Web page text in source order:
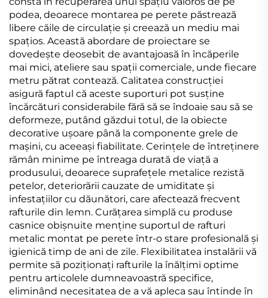
podea, deoarece montarea pe perete păstrează
libere căile de circulație și creează un mediu mai
spațios. Această abordare de proiectare se
dovedește deosebit de avantajoasă în încăperile
mai mici, ateliere sau spații comerciale, unde fiecare
metru pătrat contează. Calitatea construcției
asigură faptul că aceste suporturi pot susține
încărcături considerabile fără să se îndoaie sau să se
deformeze, putând găzdui totul, de la obiecte
decorative ușoare până la componente grele de
mașini, cu aceeași fiabilitate. Cerințele de întreținere
rămân minime pe întreaga durată de viață a
produsului, deoarece suprafețele metalice rezistă
petelor, deteriorării cauzate de umiditate și
infestațiilor cu dăunători, care afectează frecvent
rafturile din lemn. Curățarea simplă cu produse
casnice obișnuite menține suportul de rafturi
metalic montat pe perete într-o stare profesională și
igienică timp de ani de zile. Flexibilitatea instalării vă
permite să poziționați rafturile la înălțimi optime
pentru articolele dumneavoastră specifice,
eliminând necesitatea de a vă apleca sau întinde în